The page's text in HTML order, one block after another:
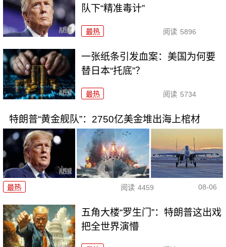
队下“精准毒计”
最热 阅读 5896
一张纸条引发血案：美国为何要
替日本“托底”？
最热 阅读 5734
特朗普“黄金舰队”：2750亿美金堆出海上棺材
最热 阅读 4459 08-06
五角大楼“罗生门”：特朗普这出戏
把全世界演懵